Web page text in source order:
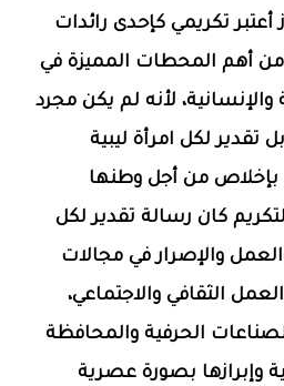
أعتبر تكريمي كإحدى رائدات
ليبيا لعام 2026 من أهم المحطات المميزة في
لأنه لم يكن مجرد
لكل امرأة ليبية
من أجل وطنها
كان رسالة تقدير لكل
والإصرار في مجالات
الثقافي والاجتماعي،
الحرفية والمحافظة
وإبرازها بصورة عصرية